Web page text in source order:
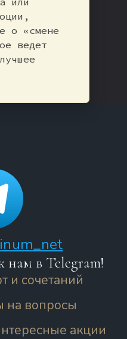
о «смене
ведет
нам в Telegram!
и сочетаний
на вопросы
акции